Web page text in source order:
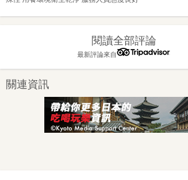
閱讀全部評論
最新評論來自
關連資訊